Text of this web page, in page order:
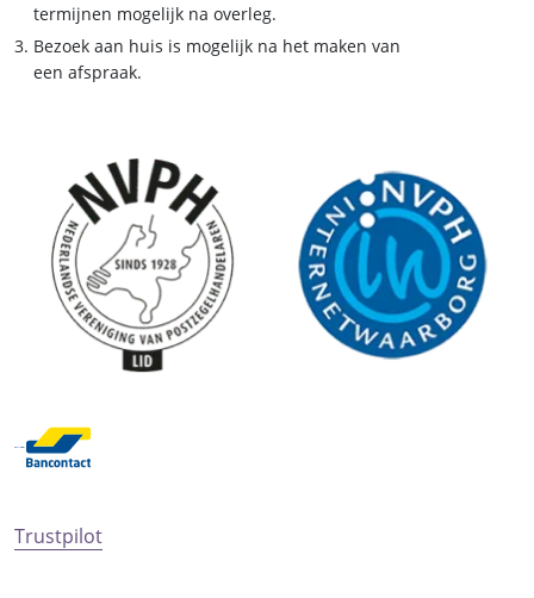
termijnen mogelijk na overleg.
Bezoek aan huis is mogelijk na het maken van
een afspraak.
Trustpilot